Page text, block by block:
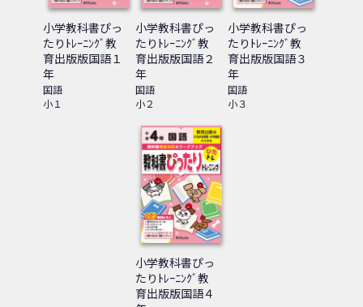
小学教科書ぴっ
たりﾄﾚｰﾆﾝｸﾞ教
育出版版国語１
年
国語
小１
小学教科書ぴっ
たりﾄﾚｰﾆﾝｸﾞ教
育出版版国語２
年
国語
小２
小学教科書ぴっ
たりﾄﾚｰﾆﾝｸﾞ教
育出版版国語３
年
国語
小３
小学教科書ぴっ
たりﾄﾚｰﾆﾝｸﾞ教
育出版版国語４